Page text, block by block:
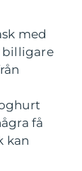
med
billigare
få
kan